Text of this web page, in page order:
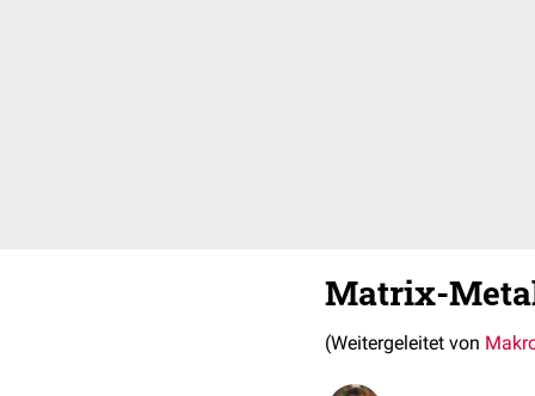
Matrix-
(Weitergeleitet von